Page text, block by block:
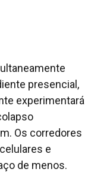
presencial,
experimentará
Os corredores
e
de menos.